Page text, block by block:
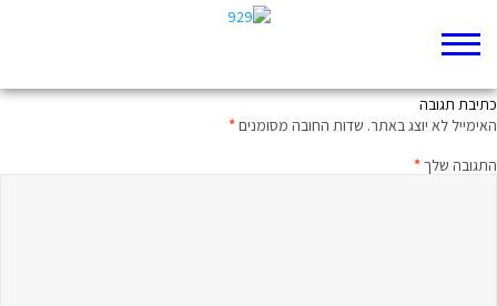
כתיבת תגובה
האימייל לא יוצג באתר. שדות החובה מסומנים*
התגובה שלך*